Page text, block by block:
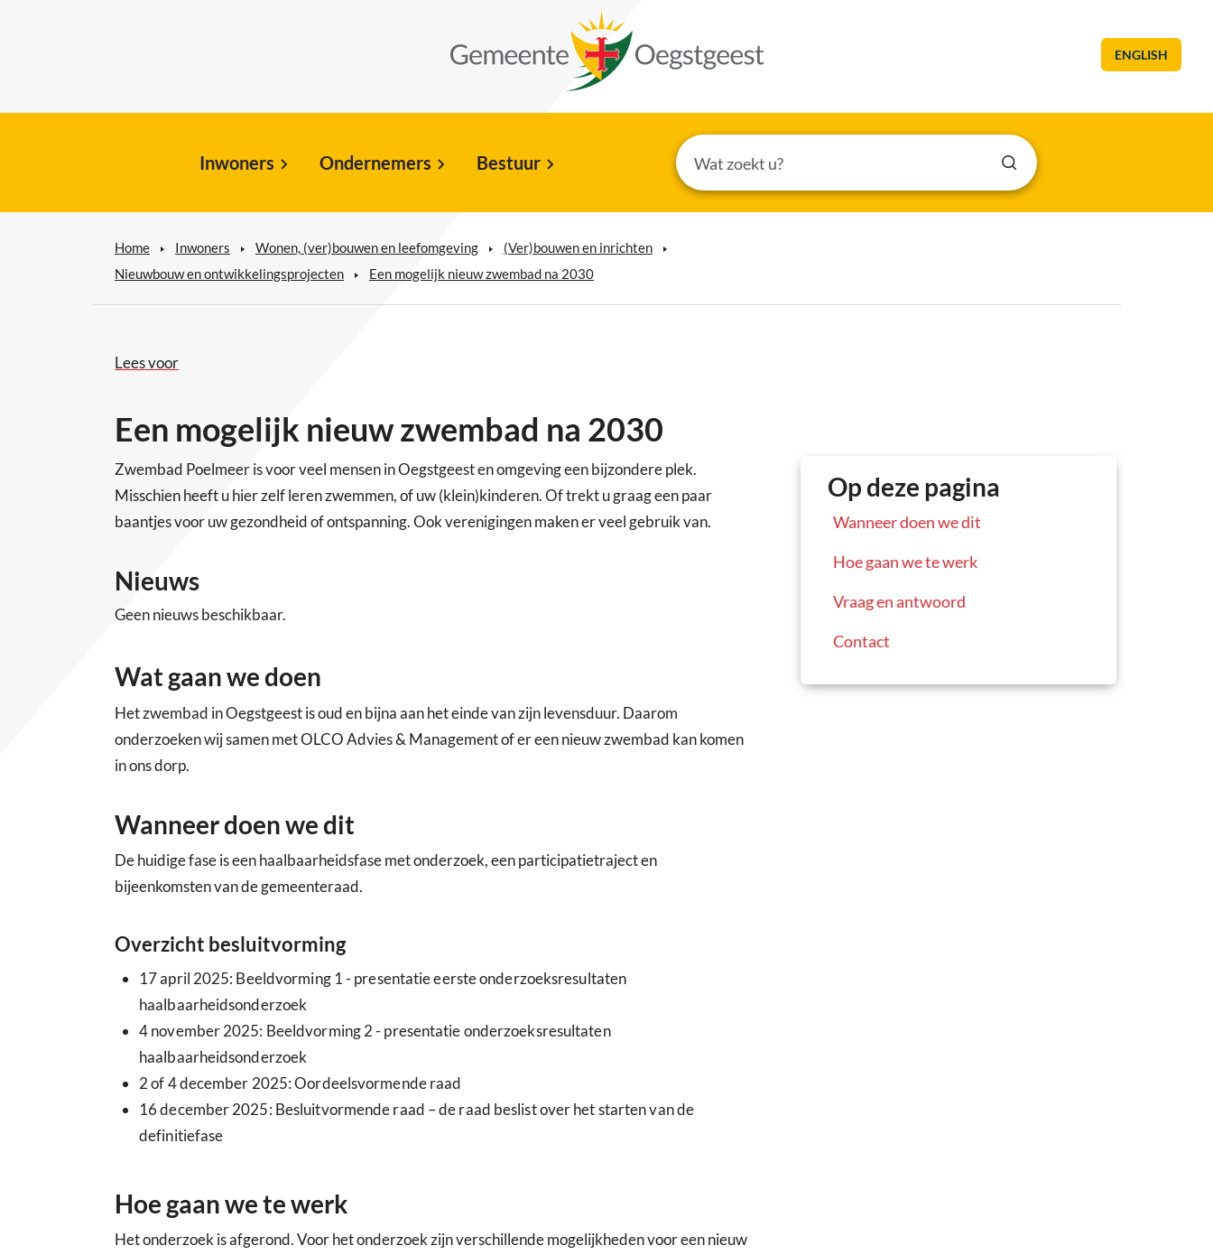
ENGLISH
Inwoners Ondernemers Bestuur
Home Inwoners Wonen, (ver)bouwen en leefomgeving
(Ver)bouwen en inrichten
Nieuwbouw en ontwikkelingsprojecten
Een mogelijk nieuw zwembad na 2030
Lees voor
Een mogelijk nieuw zwembad na 2030
Op deze pagina
Wanneer doen we dit
Hoe gaan we te werk
Vraag en antwoord
Contact
Zwembad Poelmeer is voor veel mensen in Oegstgeest en omgeving een bijzondere plek.
Misschien heeft u hier zelf leren zwemmen, of uw (klein)kinderen. Of trekt u graag een paar
baantjes voor uw gezondheid of ontspanning. Ook verenigingen maken er veel gebruik van.
Nieuws
Geen nieuws beschikbaar.
Wat gaan we doen
Het zwembad in Oegstgeest is oud en bijna aan het einde van zijn levensduur. Daarom
onderzoeken wij samen met OLCO Advies & Management of er een nieuw zwembad kan komen
in ons dorp.
Wanneer doen we dit
De huidige fase is een haalbaarheidsfase met onderzoek, een participatietraject en
bijeenkomsten van de gemeenteraad.
Overzicht besluitvorming
17 april 2025: Beeldvorming 1 - presentatie eerste onderzoeksresultaten
haalbaarheidsonderzoek
4 november 2025: Beeldvorming 2 - presentatie onderzoeksresultaten
haalbaarheidsonderzoek
2 of 4 december 2025: Oordeelsvormende raad
16 december 2025: Besluitvormende raad – de raad beslist over het starten van de
definitiefase
Hoe gaan we te werk
Het onderzoek is afgerond. Voor het onderzoek zijn verschillende mogelijkheden voor een nieuw